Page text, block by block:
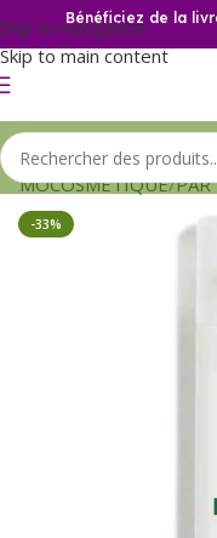
Skip to navigation
Skip to main content
Bénéficiez de la
PAR
-33%